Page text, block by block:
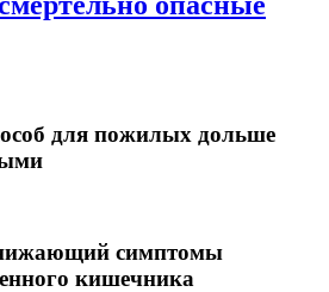
для пожилых дольше
симптомы
кишечника